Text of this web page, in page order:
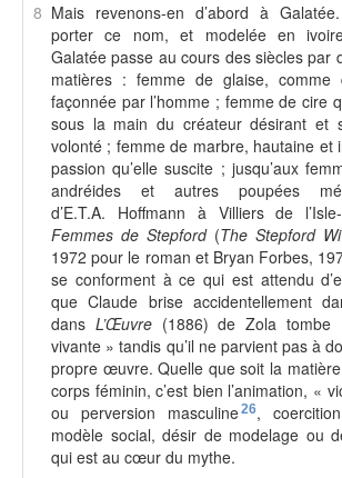
8 Mais revenons-en d’abord à
porter ce nom, et modelée en
Galatée passe au cours des siècles par
matières : femme de glaise, comme
façonnée par l’homme ; femme de cire
sous la main du créateur désirant et
volonté ; femme de marbre, hautaine et
passion qu’elle suscite ; jusqu’aux
andréides et autres poupées
d’E.T.A. Hoffmann à Villiers de
Femmes de Stepford(The Stepford
1972 pour le roman et Bryan Forbes,
se conforment à ce qui est attendu
que Claude brise accidentellement
dans L’Œuvre(1886) de Zola tombe
vivante » tandis qu’il ne parvient pas à
propre œuvre. Quelle que soit la
corps féminin, c’est bien l’animation, «
ou perversion masculine26,
modèle social, désir de modelage ou
qui est au cœur du mythe.